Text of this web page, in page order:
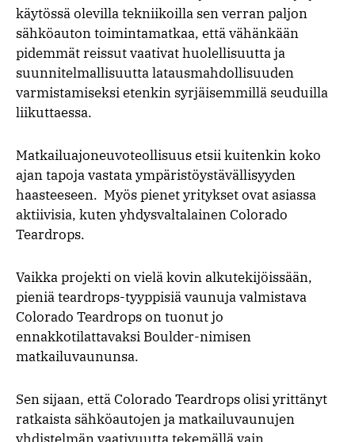
käytössä olevilla tekniikoilla sen verran paljon
sähköauton toimintamatkaa, että vähänkään
pidemmät reissut vaativat huolellisuutta ja
suunnitelmallisuutta latausmahdollisuuden
varmistamiseksi etenkin syrjäisemmillä seuduilla
liikuttaessa.
Matkailuajoneuvoteollisuus etsii kuitenkin koko
ajan tapoja vastata ympäristöystävällisyyden
haasteeseen. Myös pienet yritykset ovat asiassa
aktiivisia, kuten yhdysvaltalainen Colorado
Teardrops.
Vaikka projekti on vielä kovin alkutekijöissään,
pieniä teardrops-tyyppisiä vaunuja valmistava
Colorado Teardrops on tuonut jo
ennakkotilattavaksi Boulder-nimisen
matkailuvaununsa.
Sen sijaan, että Colorado Teardrops olisi yrittänyt
ratkaista sähköautojen ja matkailuvaunujen
yhdistelmän vaativuutta tekemällä vain